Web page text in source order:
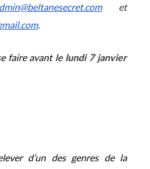
et
.
faire avant le lundi 7 janvier
d’un des genres de la